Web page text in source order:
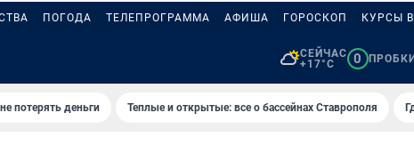
ПОГОДА ТЕЛЕПРОГРАММА АФИША ГОРОСКОП КУРСЫ
СЕЙЧАС
+17°C
0 ПРОБКИ
потерять деньги Теплые и открытые: все о бассейнах Ставрополя